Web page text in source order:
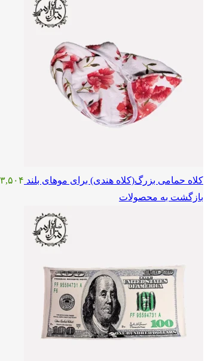
کلاه حمامی بزرگ(کلاه هندی) برای موهای بلند
بازگشت به محصولات